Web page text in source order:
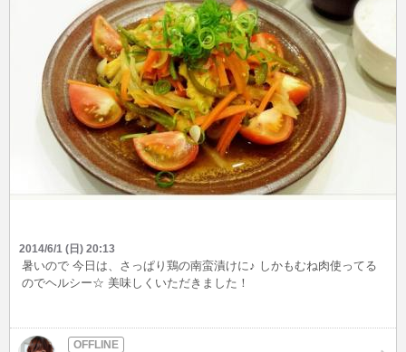
2014/6/1 (日) 20:13
暑いので 今日は、さっぱり鶏の南蛮漬けに♪ しかもむね肉使ってる
のでヘルシー☆ 美味しくいただきました！